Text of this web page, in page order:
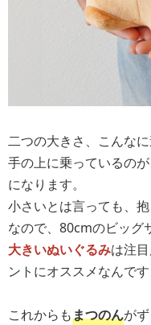
二つの大きさ、こんな
手の上に乗っているの
になります。
小さいとは言っても、
なので、80cmのビッグ
大きいぬいぐるみは注
ントにオススメなんです
これからもまつのんが